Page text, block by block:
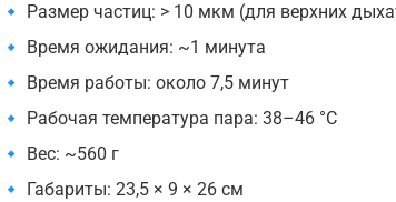
🔹 Размер частиц: > 10 мкм (для верхних
🔹 Время ожидания: ~1 минута
🔹 Время работы: около 7,5 минут
🔹 Рабочая температура пара: 38–46 °C
🔹 Вес: ~560 г
🔹 Габариты: 23,5 × 9 × 26 см